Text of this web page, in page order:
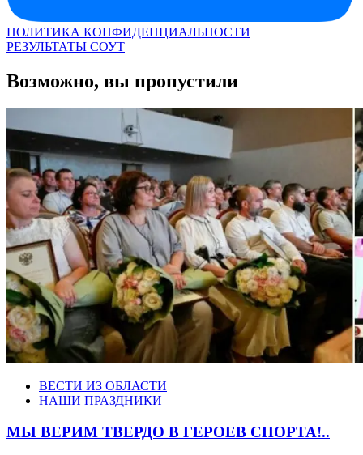
ПОЛИТИКА КОНФИДЕНЦИАЛЬНОСТИ
РЕЗУЛЬТАТЫ СОУТ
Возможно, вы пропустили
ВЕСТИ ИЗ ОБЛАСТИ
НАШИ ПРАЗДНИКИ
МЫ ВЕРИМ ТВЕРДО В ГЕРОЕВ СПОРТА!..